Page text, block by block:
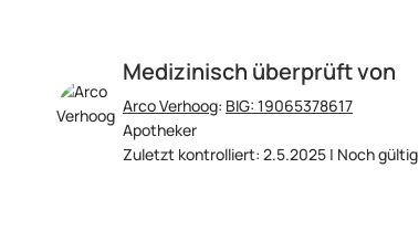
Medizinisch überprüft von
Arco Verhoog: BIG: 19065378617
Apotheker
Zuletzt kontrolliert: 2.5.2025 | Noch gültig